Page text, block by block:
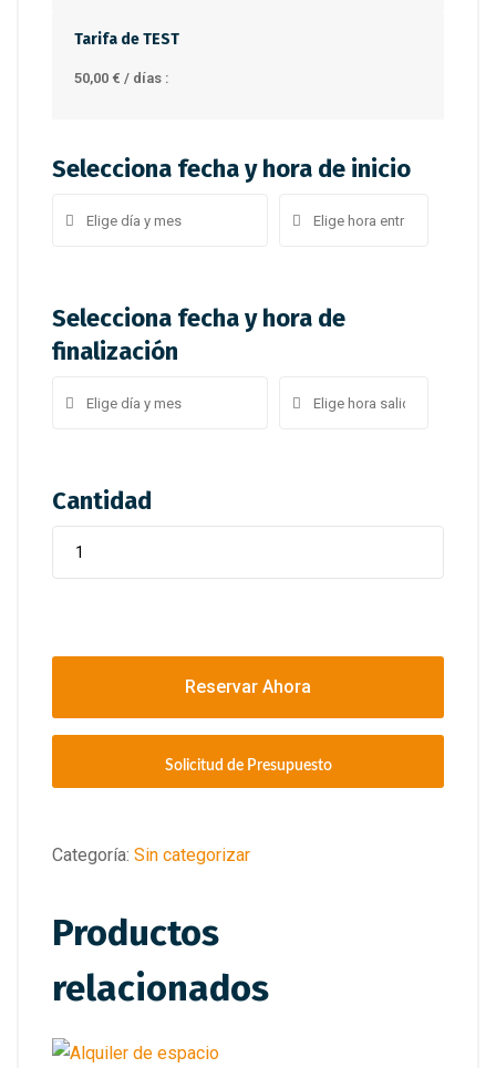
Tarifa de TEST
50,00 € / días :
Selecciona fecha y hora de inicio
Selecciona fecha y hora de
finalización
Cantidad
Reservar Ahora
Solicitud de Presupuesto
Categoría: Sin categorizar
Productos
relacionados